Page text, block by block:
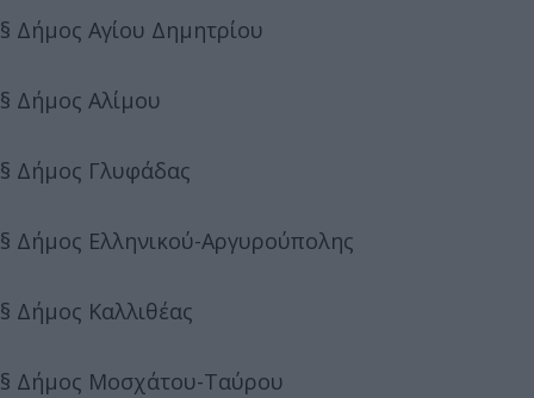
§ Δήμος Αγίου Δημητρίου
§ Δήμος Αλίμου
§ Δήμος Γλυφάδας
§ Δήμος Ελληνικού-Αργυρούπολης
§ Δήμος Καλλιθέας
§ Δήμος Μοσχάτου-Ταύρου